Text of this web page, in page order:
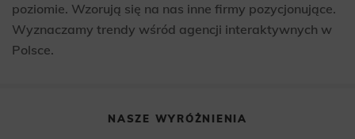
poziomie. Wzorują się na nas inne firmy pozycjonujące.
Wyznaczamy trendy wśród agencji interaktywnych w
Polsce.
NASZE WYRÓŻNIENIA